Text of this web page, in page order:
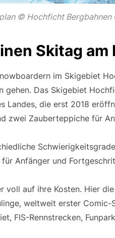
© Hochficht Bergbahnen
Skitag
im Skigebiet
gehen. Das Skigebiet
Landes, die erst 2018
zwei Zauberteppiche für
Anfänger und
voll auf ihre Kosten. Hier
weltweit erster Comic-
FIS-Rennstrecken,